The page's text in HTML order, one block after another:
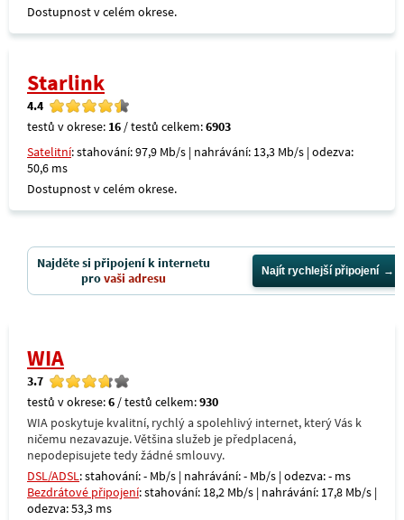
Dostupnost v celém okrese.
Starlink
4.4
testů v okrese: 16 / testů celkem:6903
Satelitní: stahování: 97,9 Mb/s | nahrávání: 13,3 Mb/s | odezva:
50,6 ms
Dostupnost v celém okrese.
Najděte si připojení k internetu
provaši adresu Najít rychlejší připojení
WIA
3.7
testů v okrese:6 / testů celkem:930
WIA poskytuje kvalitní, rychlý a spolehlivý internet, který Vás k
ničemu nezavazuje. Většina služeb je předplacená,
nepodepisujete tedy žádné smlouvy.
DSL/ADSL: stahování: - Mb/s | nahrávání: - Mb/s | odezva: - ms
Bezdrátové připojení: stahování: 18,2 Mb/s | nahrávání: 17,8 Mb/s |
odezva: 53,3 ms